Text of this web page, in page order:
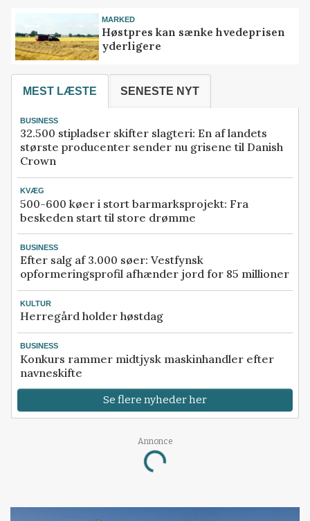
MARKED
Høstpres kan sænke hvedeprisen
yderligere
MEST LÆSTE SENESTE NYT
BUSINESS
32.500 stipladser skifter slagteri: En af landets
største producenter sender nu grisene til Danish
Crown
KVÆG
500-600 køer i stort barmarksprojekt: Fra
beskeden start til store drømme
BUSINESS
Efter salg af 3.000 søer: Vestfynsk
opformeringsprofil afhænder jord for 85 millioner
KULTUR
Herregård holder høstdag
BUSINESS
Konkurs rammer midtjysk maskinhandler efter
navneskifte
Se flere nyheder her
Annonce
Loading...